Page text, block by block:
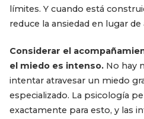
límites. Y cuando está
reduce la ansiedad en lugar
Considerar el
el miedo es intenso. No hay
intentar atravesar un miedo
especializado. La psicología
exactamente para esto, y las